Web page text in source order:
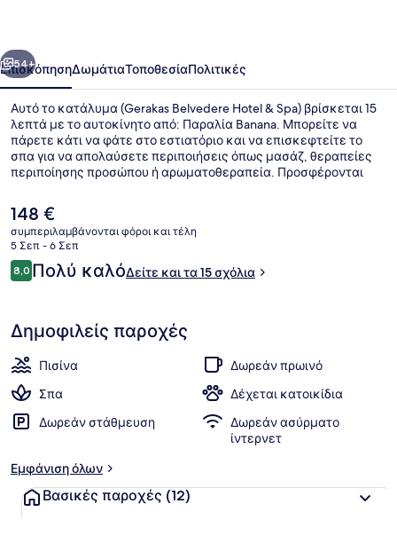
Επόμενο
54+
ΕπισκόπησηΔωμάτιαΤοποθεσίαΠολιτικές
Αυτό το κατάλυμα (Gerakas Belvedere Hotel & Spa) βρίσκεται 15
λεπτά με το αυτοκίνητο από: Παραλία Banana. Μπορείτε να
πάρετε κάτι να φάτε στο εστιατόριο και να επισκεφτείτε το
σπα για να απολαύσετε περιποιήσεις όπως μασάζ, θεραπείες
περιποίησης προσώπου ή αρωματοθεραπεία. Προσφέρονται
Η
τρέχουσα
τιμή
είναι
148 €
148 €
συμπεριλαμβάνονται φόροι και τέλη
5 Σεπ - 6 Σεπ
Σχόλια
8,08,0 στα 10
Πολύ καλόΔείτε και τα 15 σχόλια
Δημοφιλείς παροχές
Πισίνα
Δωρεάν πρωινό
Σπα
Δέχεται κατοικίδια
Δωρεάν στάθμευση
Δωρεάν ασύρματο
ίντερνετ
Εμφάνιση όλων
Βασικές παροχές (12)